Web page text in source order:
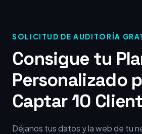
SOLICITUD DE AUDITORÍA
Consigue tu
Personalizado
Captar 10
Déjanos tus datos y la web de tu